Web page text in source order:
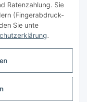
Ratenzahlung. Sie
(Fingerabdruck-
Sie unte
.